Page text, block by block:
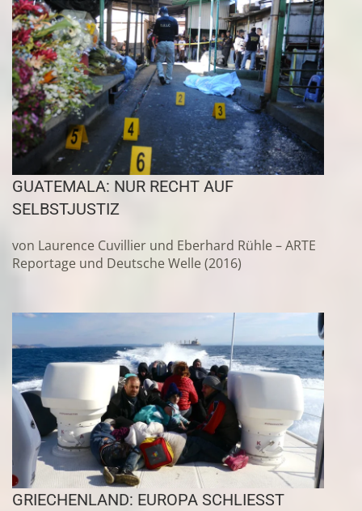
GUATEMALA: NUR RECHT AUF
SELBSTJUSTIZ
von Laurence Cuvillier und Eberhard Rühle – ARTE
Reportage und Deutsche Welle (2016)
GRIECHENLAND: EUROPA SCHLIESST S